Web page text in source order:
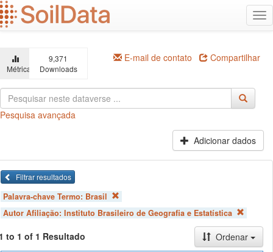
Ir
para
o
principal
Métricas
9,371
Downloads
E-mail de contato Compartilhar
Pesquisa avançada
Adicionar dados
Filtrar resultados
Palavra-chave Termo: Brasil
Autor Afiliação: Instituto Brasileiro de Geografia e Estatística
to 1 of 1 Resultado
Ordenar